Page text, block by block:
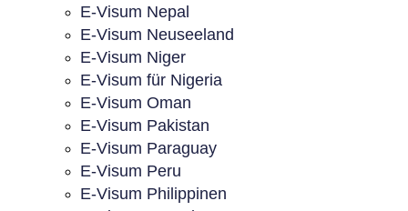
E-Visum Nepal
E-Visum Neuseeland
E-Visum Niger
E-Visum für Nigeria
E-Visum Oman
E-Visum Pakistan
E-Visum Paraguay
E-Visum Peru
E-Visum Philippinen